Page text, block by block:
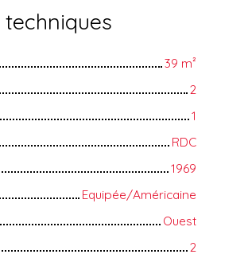
techniques
39 m²
2
1
RDC
1969
Equipée/Américaine
Ouest
2